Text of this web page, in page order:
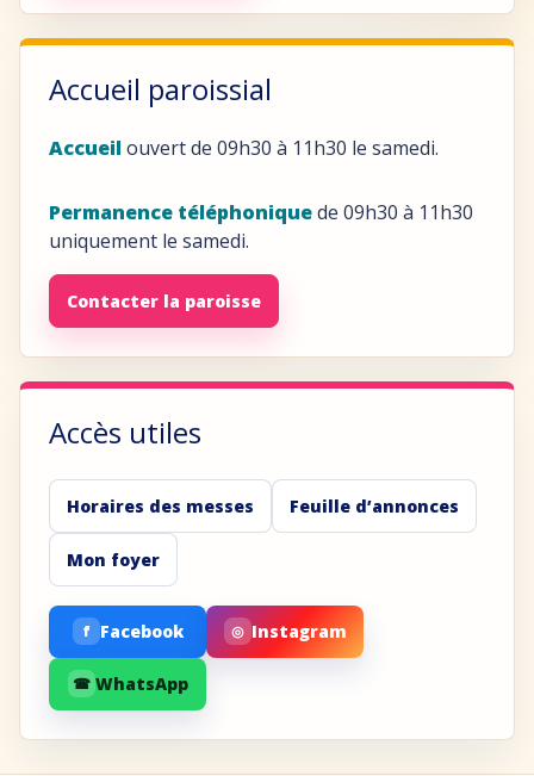
Accueil paroissial
Accueilouvert de 09h30 à 11h30 le samedi.
Permanence téléphoniquede 09h30 à 11h30
uniquement le samedi.
Contacter la paroisse
Accès utiles
Horaires des messes Feuille d’annonces
Mon foyer
f Facebook ◎ Instagram
☎ WhatsApp